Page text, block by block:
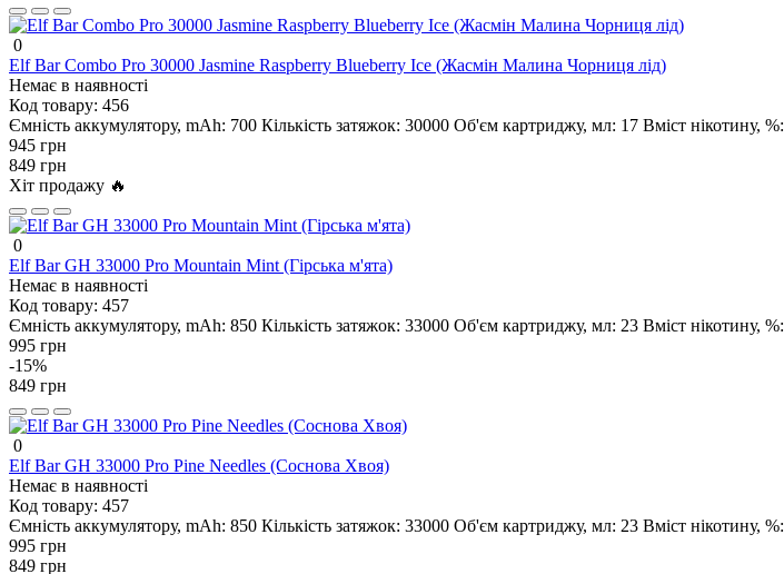
0
Elf Bar Combo Pro 30000 Jasmine Raspberry Blueberry Ice (Жасмін Малина Чорниця лід)
Немає в наявності
Код товару: 456
Ємність аккумулятору, mAh: 700 Кількість затяжок: 30000 Об'єм картриджу, мл: 17 Вміст нікотину, %:
945 грн
849 грн
Хіт продажу 🔥
0
Elf Bar GH 33000 Pro Mountain Mint (Гірська м'ята)
Немає в наявності
Код товару: 457
Ємність аккумулятору, mAh: 850 Кількість затяжок: 33000 Об'єм картриджу, мл: 23 Вміст нікотину, %:
995 грн
-15%
849 грн
0
Elf Bar GH 33000 Pro Pine Needles (Соснова Хвоя)
Немає в наявності
Код товару: 457
Ємність аккумулятору, mAh: 850 Кількість затяжок: 33000 Об'єм картриджу, мл: 23 Вміст нікотину, %:
995 грн
849 грн